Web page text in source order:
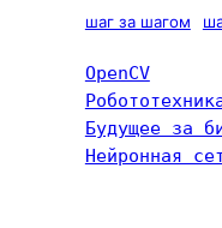
шаг за шагом
OpenCV
Будущее за
Нейронная